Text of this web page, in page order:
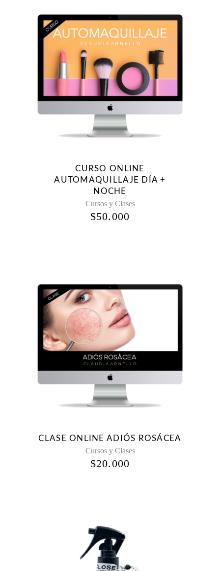
CURSO ONLINE
AUTOMAQUILLAJE DÍA +
NOCHE
Cursos y Clases
$50.000
CLASE ONLINE ADIÓS ROSÁCEA
Cursos y Clases
$20.000